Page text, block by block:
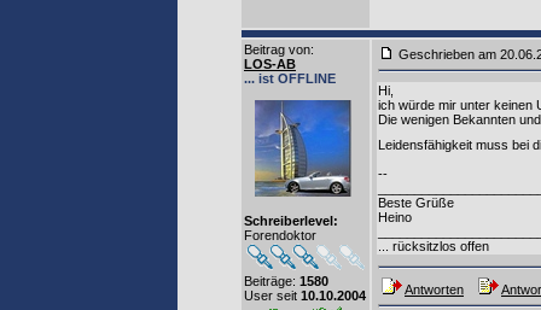
Beitrag von:
LOS-AB
... ist OFFLINE
Schreiberlevel:
Forendoktor
Beiträge: 1580
User seit 10.10.2004
Geschrieben am
Hi,
ich würde mir unter keinen
Die wenigen Bekannten
Leidensfähigkeit muss bei
--
Beste Grüße
Heino
... rücksitzlos offen
Antworten